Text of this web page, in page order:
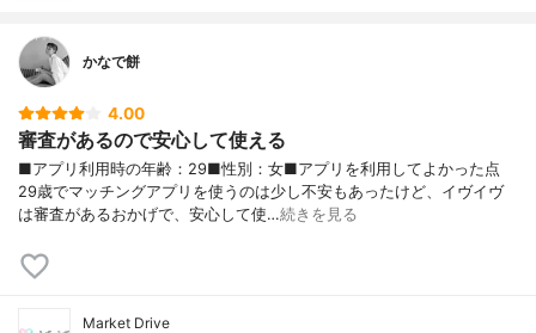
かなで餅
4.00
審査があるので安心して使える
■アプリ利用時の年齢：29■性別：女■アプリを利用してよかった点
29歳でマッチングアプリを使うのは少し不安もあったけど、イヴイヴ
は審査があるおかげで、安心して使…続きを見る
Market Drive